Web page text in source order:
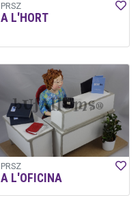
PRSZ
A L'HORT
PRSZ
A L'OFICINA